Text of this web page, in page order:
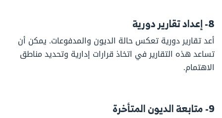
8- إعداد تقارير دورية
أعد تقارير دورية تعكس حالة الديون والمدفوعات. يمكن أن
تساعد هذه التقارير في اتخاذ قرارات إدارية وتحديد مناطق
الاهتمام.
9- متابعة الديون المتأخرة